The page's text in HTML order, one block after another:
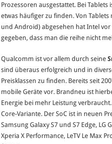
Prozessoren ausgestattet. Bei
etwas häufiger zu finden. Von
und Android) abgesehen hat Intel
gegeben, dass man die reihe nicht
Qualcomm ist vor allem durch seine
sind überaus erfolgreich und in
Preisklassen zu finden. Bereits seit
mobile Geräte vor. Brandneu ist
Energie bei mehr Leistung
Core-Variante. Der SoC ist in neuen
Samsung Galaxy S7 und S7 Edge, LG
Xperia X Performance, LeTV Le Max